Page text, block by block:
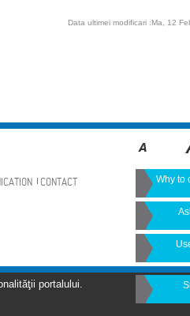
Data ultimei modificari :Ma, 12
CONTACT Why to
portalului.